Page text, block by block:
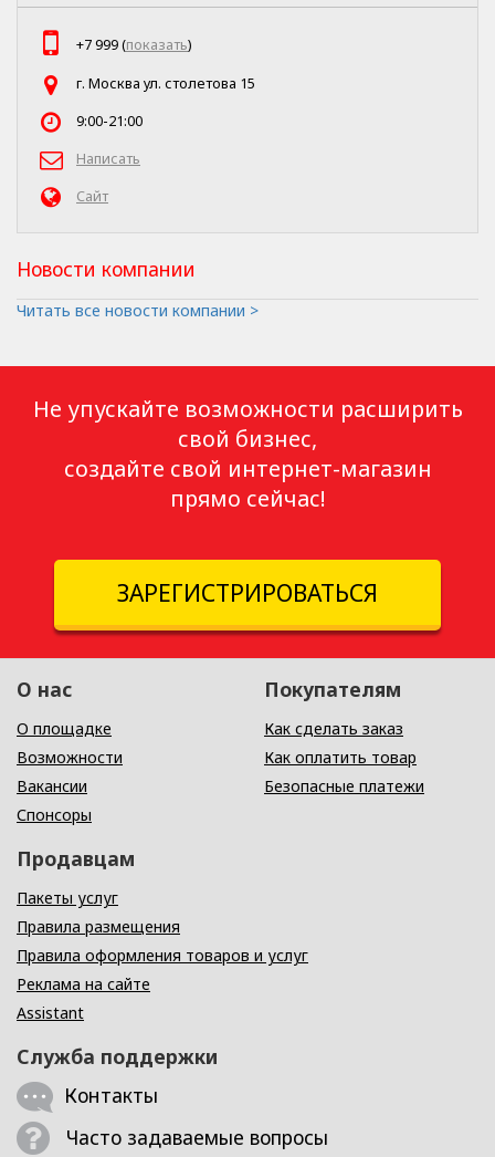
+7 999 (показать)
г. Москва ул. столетова 15
9:00-21:00
Написать
Сайт
Новости компании
Читать все новости компании >
Не упускайте возможности расширить
свой бизнес,
создайте свой интернет-магазин
прямо сейчас!
ЗАРЕГИСТРИРОВАТЬСЯ
О нас
О площадке
Возможности
Вакансии
Спонсоры
Покупателям
Как сделать заказ
Как оплатить товар
Безопасные платежи
Продавцам
Пакеты услуг
Правила размещения
Правила оформления товаров и услуг
Реклама на сайте
Assistant
Служба поддержки
Контакты
Часто задаваемые вопросы